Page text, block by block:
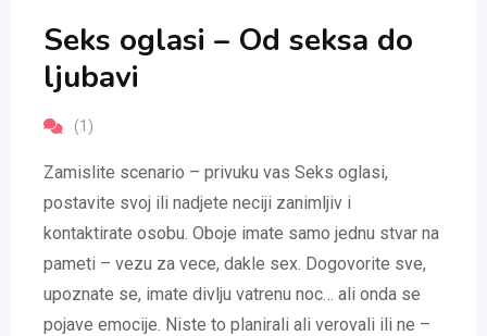
Seks oglasi – Od seksa do
ljubavi
(1)
Zamislite scenario – privuku vas Seks oglasi,
postavite svoj ili nadjete neciji zanimljiv i
kontaktirate osobu. Oboje imate samo jednu stvar na
pameti – vezu za vece, dakle sex. Dogovorite sve,
upoznate se, imate divlju vatrenu noc… ali onda se
pojave emocije. Niste to planirali ali verovali ili ne –